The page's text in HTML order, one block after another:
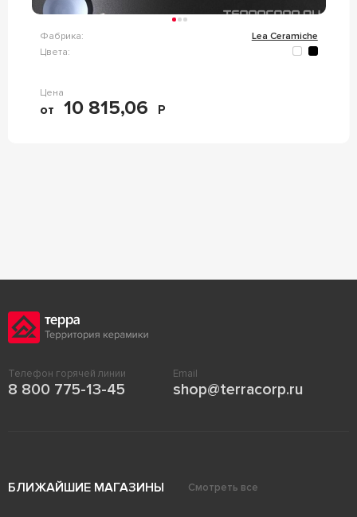
Фабрика:
Lea Ceramiche
Цвета:
Цена
от 10 815,06 Р
Телефон горячей линии
8 800 775-13-45
Email
shop@terracorp.ru
БЛИЖАЙШИЕ МАГАЗИНЫ Смотреть все